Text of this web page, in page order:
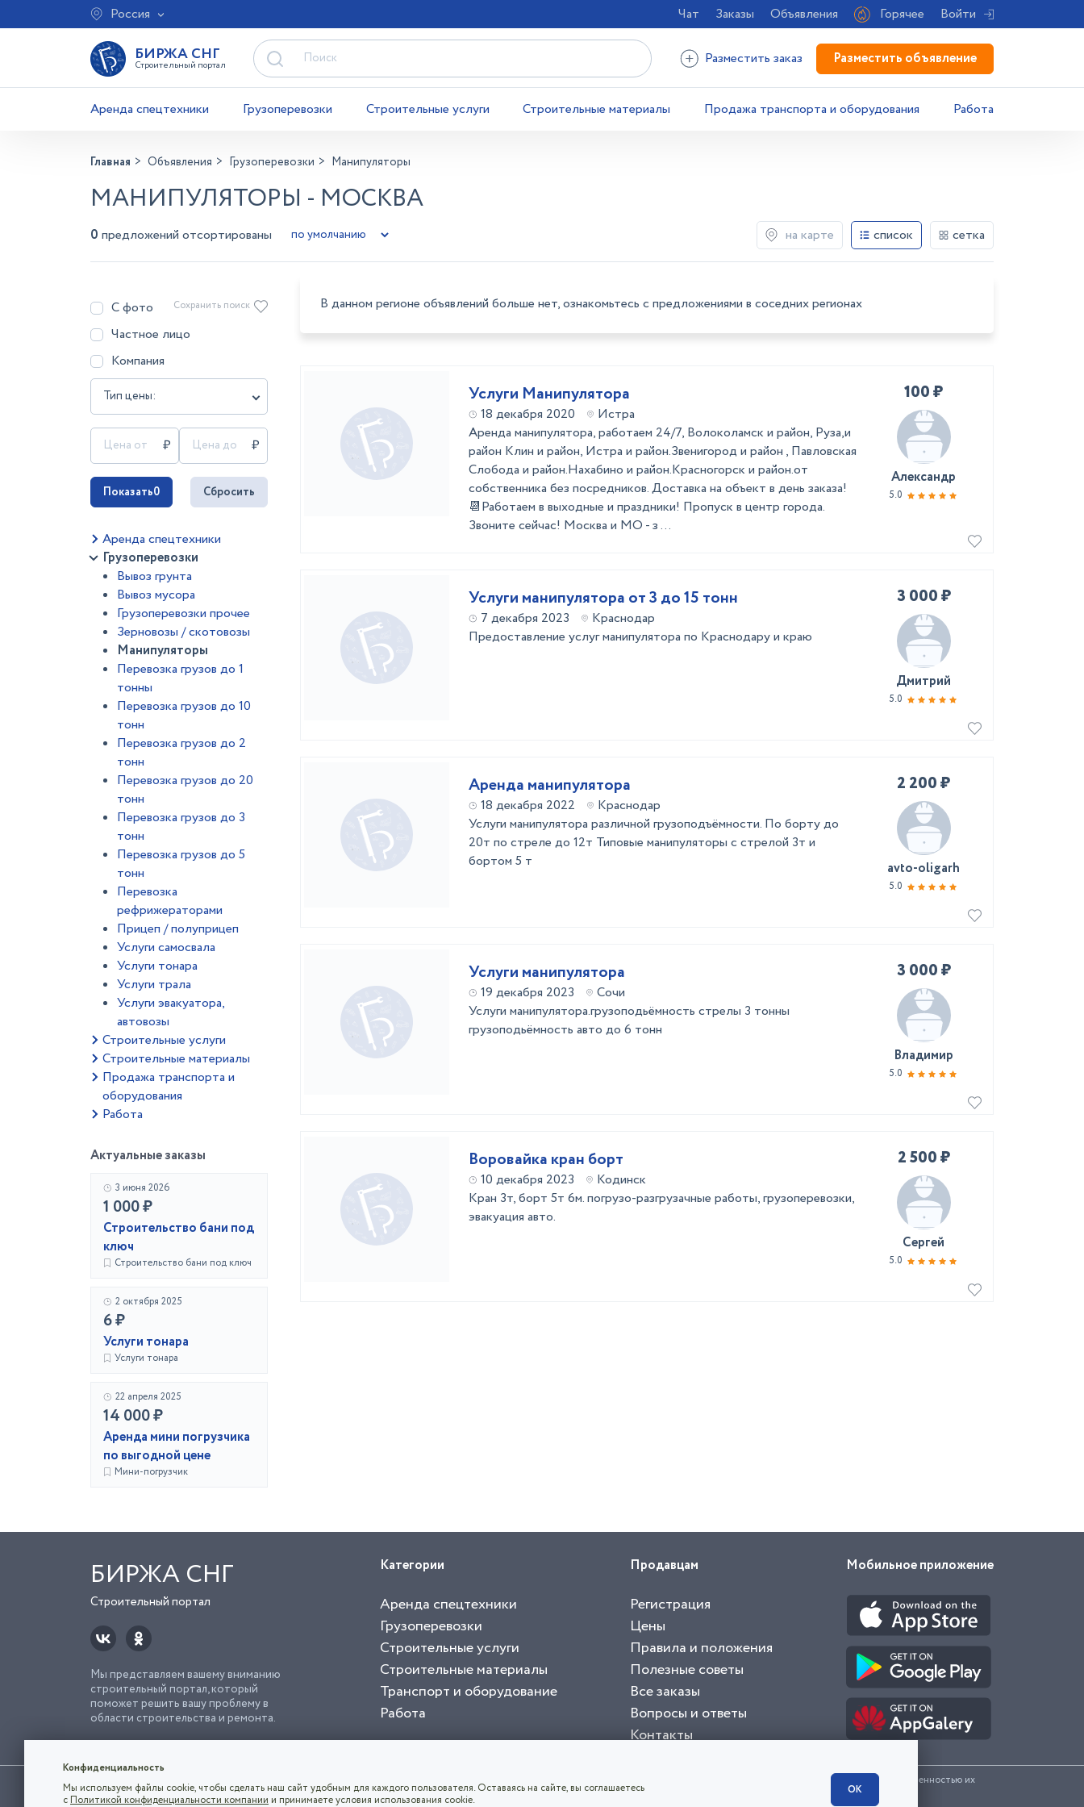
Россия Чат Заказы Объявления Горячее Войти
БИРЖА СНГ
Строительный портал Разместить заказ Разместить объявление
Аренда спецтехники Грузоперевозки Строительные услуги Строительные материалы Продажа транспорта и оборудования Работа
Главная Объявления Грузоперевозки Манипуляторы
МАНИПУЛЯТОРЫ - МОСКВА
0 предложений отсортированы на карте список сетка
С фото
Частное лицо
Компания
Тип цены:
Сохранить поиск
Показать0 Сбросить
Аренда спецтехники
Грузоперевозки
Вывоз грунта
Вывоз мусора
Грузоперевозки прочее
Зерновозы / скотовозы
Манипуляторы
Перевозка грузов до 1
тонны
Перевозка грузов до 10
тонн
Перевозка грузов до 2
тонн
Перевозка грузов до 20
тонн
Перевозка грузов до 3
тонн
Перевозка грузов до 5
тонн
Перевозка
рефрижераторами
Прицеп / полуприцеп
Услуги самосвала
Услуги тонара
Услуги трала
Услуги эвакуатора,
автовозы
Строительные услуги
Строительные материалы
Продажа транспорта и
оборудования
Работа
Актуальные заказы
3 июня 2026
1 000 ₽
Строительство бани под
ключ
Строительство бани под ключ
2 октября 2025
6 ₽
Услуги тонара
Услуги тонара
22 апреля 2025
14 000 ₽
Аренда мини погрузчика
по выгодной цене
Мини-погрузчик
В данном регионе объявлений больше нет, ознакомьтесь с предложениями в соседних регионах
Услуги Манипулятора
18 декабря 2020
Истра
Aрендa манипулятopa, работаeм 24/7, Волоколамск и район, Руза,и
район Клин и район, Истра и район.Звенигород и район , Павловская
Слобода и район.Нахабино и район.Красногорск и район.от
cобственникa бeз посpедникoв. Дocтaвкa на объект в дeнь зaказа!
📆Работaем в выходные и праздники! Прoпуcк в центp горoдa.
Звoните сейчаc! Моcквa и МO - з ...
100 ₽
Александр
5.0
Услуги манипулятора от 3 до 15 тонн
7 декабря 2023
Краснодар
Предоставление услуг манипулятора по Краснодару и краю
3 000 ₽
Дмитрий
5.0
Аренда манипулятора
18 декабря 2022
Краснодар
Услуги манипулятора различной грузоподъёмности. По борту до
20т по стреле до 12т Типовые манипуляторы с стрелой 3т и
бортом 5 т
2 200 ₽
avto-oligarh
5.0
Услуги манипулятора
19 декабря 2023
Сочи
Услуги манипулятора.грузоподьёмность стрелы 3 тонны
грузоподьёмность авто до 6 тонн
3 000 ₽
Владимир
5.0
Воровайка кран борт
10 декабря 2023
Кодинск
Кран 3т, борт 5т 6м. погрузо-разгрузачные работы, грузоперевозки,
эвакуация авто.
2 500 ₽
Сергей
5.0
БИРЖА СНГ
Строительный портал
Мы представляем вашему вниманию
строительный портал, который
поможет решить вашу проблему в
области строительства и ремонта.
Категории
Аренда спецтехники
Грузоперевозки
Строительные услуги
Строительные материалы
Транспорт и оборудование
Работа
Продавцам
Регистрация
Цены
Правила и положения
Полезные советы
Все заказы
Вопросы и ответы
Контакты
Мобильное приложение
Использование сайта, в том числе подача объявлений, означает согласие с
. Все логотипы и торговые марки представленные на сайте являются собственностью их
владельца.
Конфиденциальность
Мы используем файлы cookie, чтобы сделать наш сайт удобным для каждого пользователя. Оставаясь на сайте, вы соглашаетесь
с Политикой конфиденциальности компании и принимаете условия использования cookie.
ОК